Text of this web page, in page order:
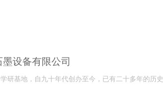
设备有限公司
研基地，自九十年代创办至今，已有二十多年的历史